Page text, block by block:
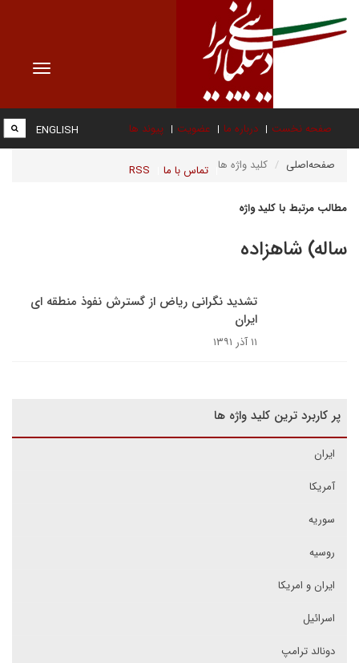
Toggle
صفحه نخست درباره ما عضویت پیوند ها
تماس با ما RSS
ENGLISH
صفحه‌اصلی کلید واژه ها
مطالب مرتبط با کلید واژه
ساله) شاهزاده
تشدید نگرانی ریاض از گسترش نفوذ منطقه ای
ایران
۱۱ آذر ۱۳۹۱
پر کاربرد ترین کلید واژه ها
ایران
آمریکا
سوریه
روسیه
ایران و امریکا
اسرائیل
دونالد ترامپ